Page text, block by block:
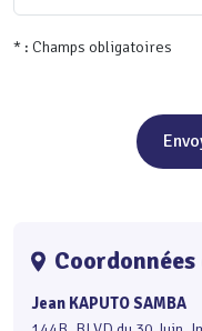
* : Champs obligatoires
Jean KAPUTO SAMBA